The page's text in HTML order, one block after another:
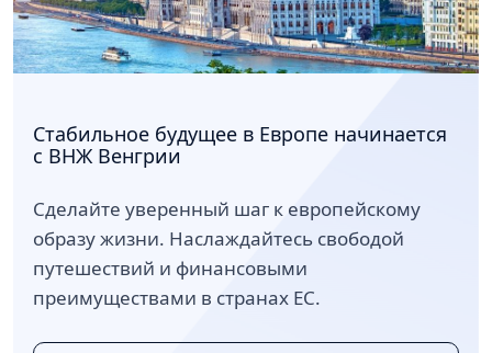
Стабильное будущее в Европе начинается
с ВНЖ Венгрии
Сделайте уверенный шаг к европейскому
образу жизни. Наслаждайтесь свободой
путешествий и финансовыми
преимуществами в странах ЕС.